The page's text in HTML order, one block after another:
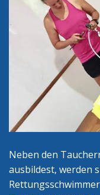
Neben den
ausbildest, werden